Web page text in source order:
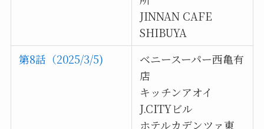
JINNAN CAFE
SHIBUYA
第8話（2025/3/5)
ベニースーパー西亀有
店
キッチンアオイ
J.CITYビル
ホテルカデンツァ東